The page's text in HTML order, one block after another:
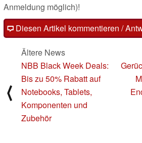
Anmeldung möglich)!
Diesen Artikel kommentieren /
⟨
Ältere News
NBB Black Week Deals:
Bis zu 50% Rabatt auf
Notebooks, Tablets,
Komponenten und
Zubehör